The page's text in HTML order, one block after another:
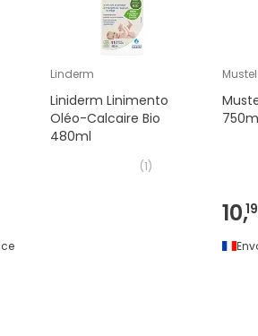
Linderm
Liniderm Linimento
Oléo-Calcaire Bio
480ml
(1)
10,